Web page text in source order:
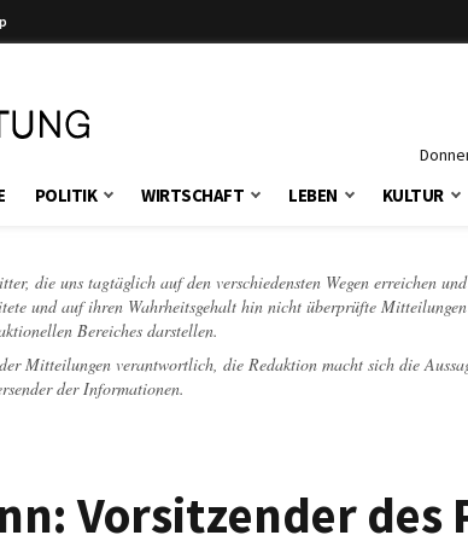
POLITIK WIRTSCHAFT LEBEN KULTUR
die uns tagtäglich auf den verschiedensten Wegen erreichen
und auf ihren Wahrheitsgehalt hin nicht überprüfte
Bereiches darstellen.
Mitteilungen verantwortlich, die Redaktion macht sich die
der Informationen.
Vorsitzender des